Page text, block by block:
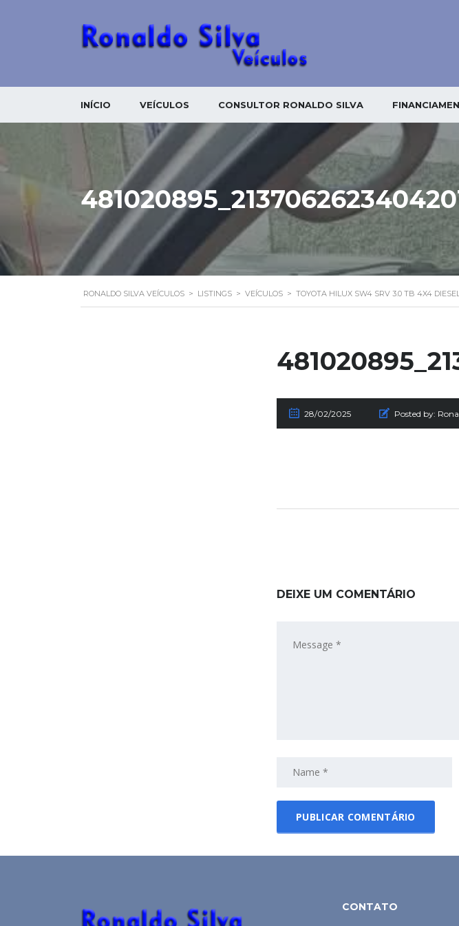
INÍCIO VEÍCULOS CONSULTOR RONALDO SILVA
RONALDO SILVA VEÍCULOS > LISTINGS > VEÍCULOS > TOYOTA HILUX SW4 SRV 3.0 TB 4X4
28/02/2025 Posted by:
DEIXE UM COMENTÁRIO
CONTATO